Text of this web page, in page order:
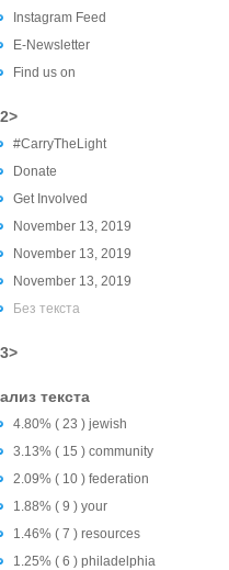
Instagram Feed
E-Newsletter
Find us on
#CarryTheLight
Donate
Get Involved
November 13, 2019
November 13, 2019
November 13, 2019
Без текста
текста
4.80% ( 23 ) jewish
3.13% ( 15 ) community
2.09% ( 10 ) federation
1.88% ( 9 ) your
1.46% ( 7 ) resources
1.25% ( 6 ) philadelphia